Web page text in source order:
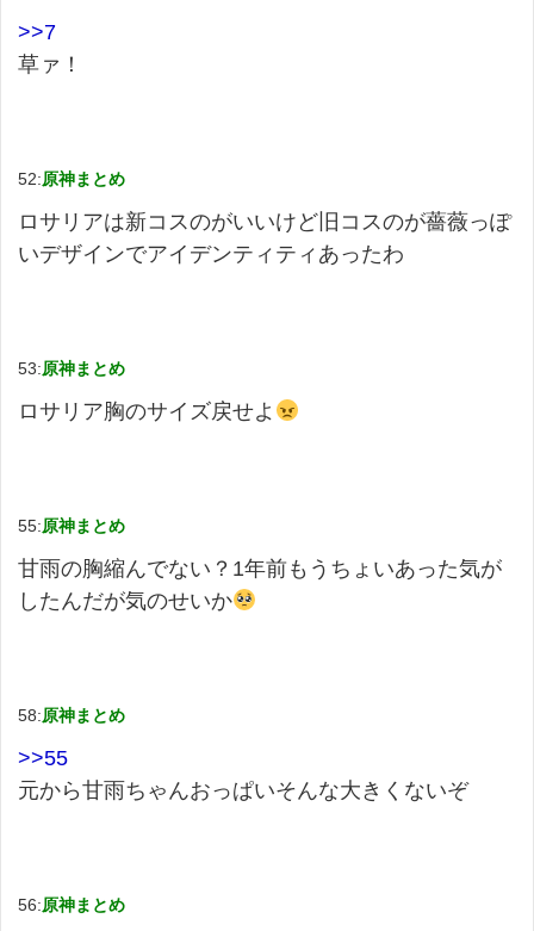
>>7
草ァ！
52:原神まとめ
ロサリアは新コスのがいいけど旧コスのが薔薇っぽ
いデザインでアイデンティティあったわ
53:原神まとめ
ロサリア胸のサイズ戻せよ
55:原神まとめ
甘雨の胸縮んでない？1年前もうちょいあった気が
したんだが気のせいか
58:原神まとめ
>>55
元から甘雨ちゃんおっぱいそんな大きくないぞ
56:原神まとめ